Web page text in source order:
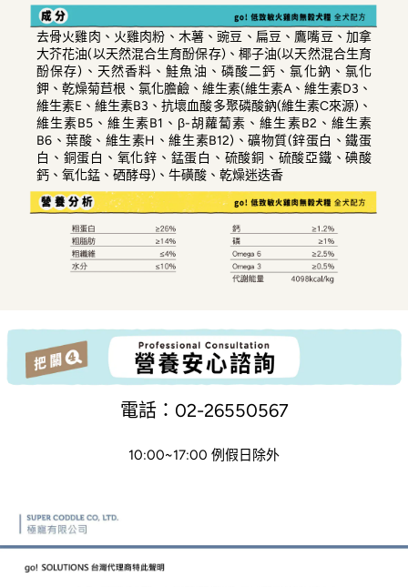
去骨火雞肉、火雞肉粉、木薯、豌豆、扁豆、鷹嘴豆、加拿
大芥花油(以天然混合生育酚保存)、椰子油(以天然混合生育
酚保存)、天然香料、鮭魚油、磷酸二鈣、氯化鈉、氯化
鉀、乾燥菊苣根、氯化膽鹼、維生素(維生素A、維生素D3、
維生素E、維生素B3、抗壞血酸多聚磷酸鈉(維生素C來源)、
維生素B5、維生素B1、β-胡蘿蔔素、維生素B2、維生素
B6、葉酸、維生素H、維生素B12)、礦物質(鋅蛋白、鐵蛋
白、銅蛋白、氧化鋅、錳蛋白、硫酸銅、硫酸亞鐵、碘酸
鈣、氧化錳、硒酵母)、牛磺酸、乾燥迷迭香
電話：02-26550567
10:00~17:00 例假日除外